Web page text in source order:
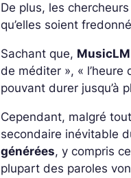
De plus, les
qu’elles soient
Sachant que,
de méditer », « l’heure
pouvant durer jusqu’à
Cependant, malgré
secondaire inévitable
générées, y compris
plupart des paroles